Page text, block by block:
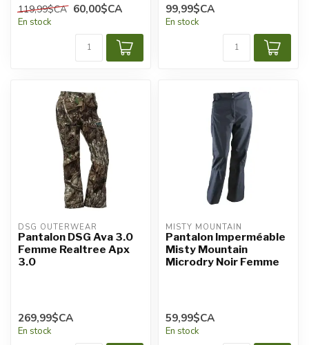
119,99$CA 60,00$CA
En stock
99,99$CA
En stock
DSG OUTERWEAR
Pantalon DSG Ava 3.0
Femme Realtree Apx
3.0
269,99$CA
En stock
MISTY MOUNTAIN
Pantalon Imperméable
Misty Mountain
Microdry Noir Femme
59,99$CA
En stock